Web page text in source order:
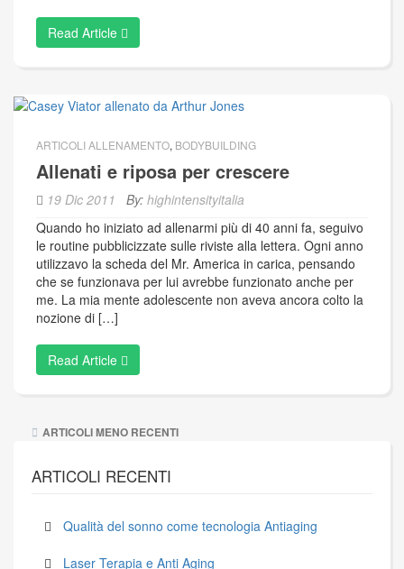
Read Article
ARTICOLI ALLENAMENTO, BODYBUILDING
Allenati e riposa per crescere
19 Dic 2011 By: highintensityitalia
Quando ho iniziato ad allenarmi più di 40 anni fa, seguivo
le routine pubblicizzate sulle riviste alla lettera. Ogni anno
utilizzavo la scheda del Mr. America in carica, pensando
che se funzionava per lui avrebbe funzionato anche per
me. La mia mente adolescente non aveva ancora colto la
nozione di […]
Read Article
Navigazione
ARTICOLI MENO RECENTI
ARTICOLI RECENTI
Qualità del sonno come tecnologia Antiaging
Laser Terapia e Anti Aging